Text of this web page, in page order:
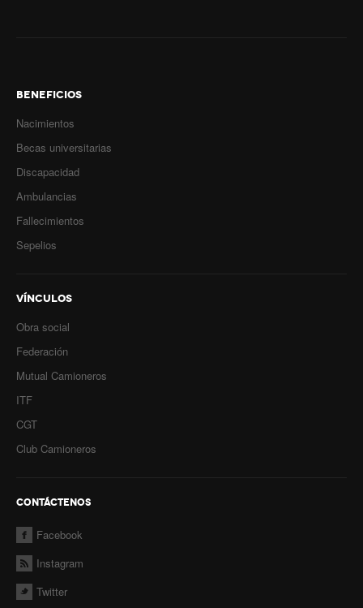
BENEFICIOS
Nacimientos
Becas universitarias
Discapacidad
Ambulancias
Fallecimientos
Sepelios
VÍNCULOS
Obra social
Federación
Mutual Camioneros
ITF
CGT
Club Camioneros
CONTÁCTENOS
Facebook
Instagram
Twitter